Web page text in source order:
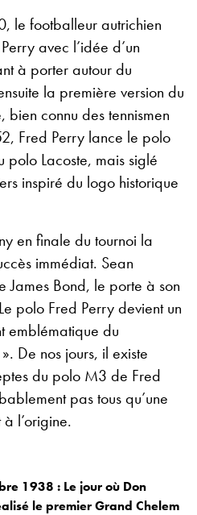
le footballeur autrichien
avec l’idée d’un
à porter autour du
la première version du
connu des tennismen
Fred Perry lance le polo
polo Lacoste, mais siglé
inspiré du logo historique
en finale du tournoi la
immédiat. Sean
James Bond, le porte à son
polo Fred Perry devient un
emblématique du
De nos jours, il existe
du polo M3 de Fred
pas tous qu’une
l’origine.
1938 : Le jour où Don
le premier Grand Chelem